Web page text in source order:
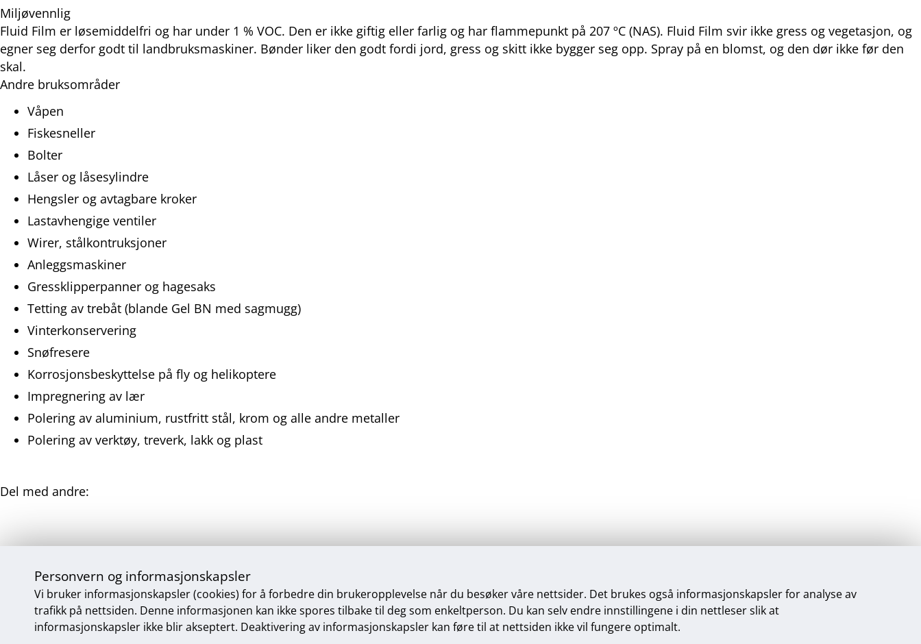
Personvern og informasjonskapsler
Vi bruker informasjonskapsler (cookies) for å forbedre din brukeropplevelse når du besøker våre nettsider. Det brukes også informasjonskapsler for analyse av
trafikk på nettsiden. Denne informasjonen kan ikke spores tilbake til deg som enkeltperson. Du kan selv endre innstillingene i din nettleser slik at
informasjonskapsler ikke blir akseptert. Deaktivering av informasjonskapsler kan føre til at nettsiden ikke vil fungere optimalt.
Miljøvennlig
Fluid Film er løsemiddelfri og har under 1 % VOC. Den er ikke giftig eller farlig og har flammepunkt på 207 ºC (NAS). Fluid Film svir ikke gress og vegetasjon, og
egner seg derfor godt til landbruksmaskiner. Bønder liker den godt fordi jord, gress og skitt ikke bygger seg opp. Spray på en blomst, og den dør ikke før den
skal.
Andre bruksområder
Våpen
Fiskesneller
Bolter
Låser og låsesylindre
Hengsler og avtagbare kroker
Lastavhengige ventiler
Wirer, stålkontruksjoner
Anleggsmaskiner
Gressklipperpanner og hagesaks
Tetting av trebåt (blande Gel BN med sagmugg)
Vinterkonservering
Snøfresere
Korrosjonsbeskyttelse på fly og helikoptere
Impregnering av lær
Polering av aluminium, rustfritt stål, krom og alle andre metaller
Polering av verktøy, treverk, lakk og plast
Del med andre:
Jordbruksveien 39, 8007 Bodø • Tlf 75 52 59 40 • Fax 75 52 59 02 •
Sosiale
medier